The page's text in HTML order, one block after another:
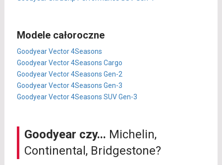
Modele całoroczne
Goodyear Vector 4Seasons
Goodyear Vector 4Seasons Cargo
Goodyear Vector 4Seasons Gen-2
Goodyear Vector 4Seasons Gen-3
Goodyear Vector 4Seasons SUV Gen-3
Goodyear czy... Michelin,
Continental, Bridgestone?